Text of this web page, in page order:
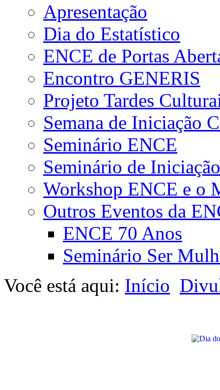
Apresentação
Dia do Estatístico
ENCE de Portas
Encontro GENERIS
Projeto Tardes
Semana de Iniciação
Seminário ENCE
Seminário de
Workshop ENCE e o
Outros Eventos da
ENCE 70 Anos
Seminário Ser
Você está aqui: Início